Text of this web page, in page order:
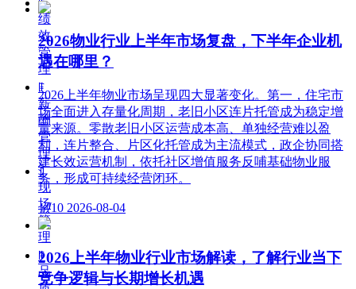
ꁹ
绩
效
管
理
ꁹ
薪
酬
管
理
ꀉ
现
场
管
理
ꁹ
品
2026物业行业上半年市场复盘，下半年企业机
遇在哪里？
2026上半年物业市场呈现四大显著变化。第一，住宅市
场全面进入存量化周期，老旧小区连片托管成为稳定增
量来源。零散老旧小区运营成本高、单独经营难以盈
利，连片整合、片区化托管成为主流模式，政企协同搭
建长效运营机制，依托社区增值服务反哺基础物业服
务，形成可持续经营闭环。
넶10 2026-08-04
2026上半年物业行业市场解读，了解行业当下
竞争逻辑与长期增长机遇